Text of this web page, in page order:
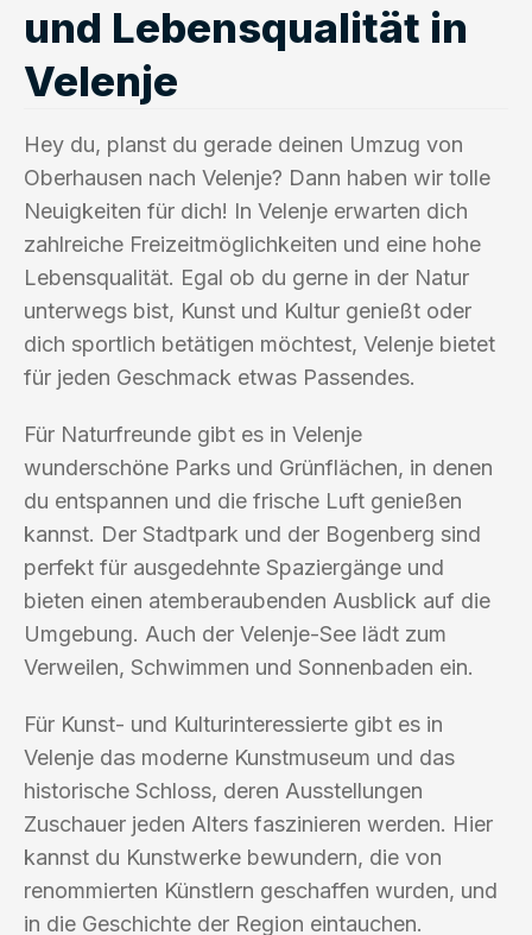
und Lebensqualität in
Velenje
Hey du, planst du gerade deinen Umzug von
Oberhausen nach Velenje? Dann haben wir tolle
Neuigkeiten für dich! In Velenje erwarten dich
zahlreiche Freizeitmöglichkeiten und eine hohe
Lebensqualität. Egal ob du gerne in der Natur
unterwegs bist, Kunst und Kultur genießt oder
dich sportlich betätigen möchtest, Velenje bietet
für jeden Geschmack etwas Passendes.
Für Naturfreunde gibt es in Velenje
wunderschöne Parks und Grünflächen, in denen
du entspannen und die frische Luft genießen
kannst. Der Stadtpark und der Bogenberg sind
perfekt für ausgedehnte Spaziergänge und
bieten einen atemberaubenden Ausblick auf die
Umgebung. Auch der Velenje-See lädt zum
Verweilen, Schwimmen und Sonnenbaden ein.
Für Kunst- und Kulturinteressierte gibt es in
Velenje das moderne Kunstmuseum und das
historische Schloss, deren Ausstellungen
Zuschauer jeden Alters faszinieren werden. Hier
kannst du Kunstwerke bewundern, die von
renommierten Künstlern geschaffen wurden, und
in die Geschichte der Region eintauchen.